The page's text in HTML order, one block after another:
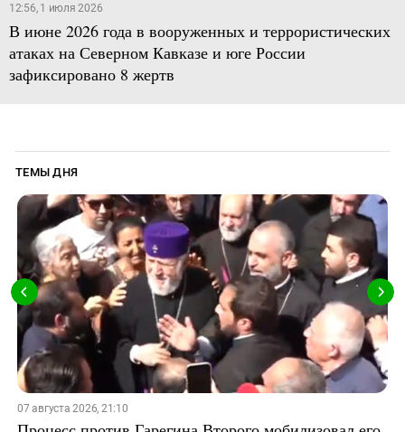
12:56, 1 июля 2026
В июне 2026 года в вооруженных и террористических
атаках на Северном Кавказе и юге России
зафиксировано 8 жертв
ТЕМЫ ДНЯ
07 августа 2026, 21:10